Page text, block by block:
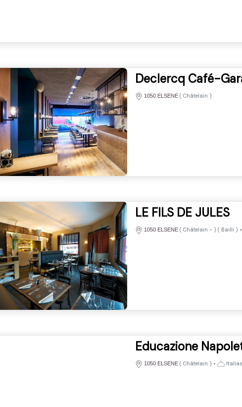
Declercq Café-
1050 ELSENE ( Châtelain )
LE FILS DE JULES
1050 ELSENE ( Châtelain - ) ( Bailli ) •
Educazione
1050 ELSENE ( Châtelain ) •